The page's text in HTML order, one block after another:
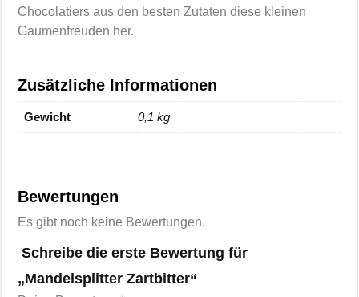
Chocolatiers aus den besten Zutaten diese kleinen
Gaumenfreuden her.
Zusätzliche Informationen
Gewicht 0,1 kg
Bewertungen
Es gibt noch keine Bewertungen.
Schreibe die erste Bewertung für
„Mandelsplitter Zartbitter“